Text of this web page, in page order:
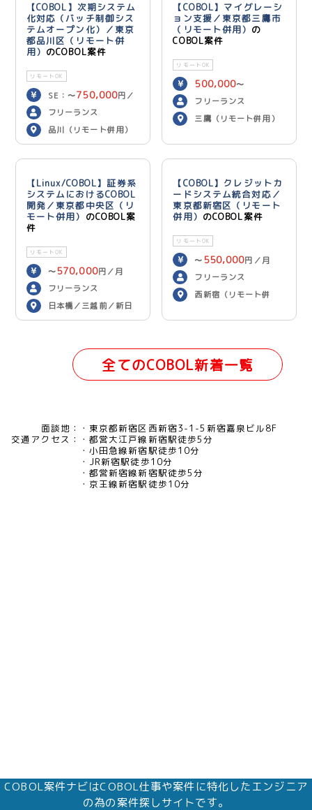
【COBOL】次期システム
化対応（バッチ制御シス
テムオープン化）／東京
都品川区（リモート併
用） のCOBOL案件
リモートOK
SE：〜750,000円／
月 PG：〜700,000
／月
フリーランス
品川（リモート併用）
【COBOL】マイグレーシ
ョン支援／東京都三鷹市
（リモート併用） の
COBOL案件
リモートOK
500,000〜
600,000 円／月
フリーランス
三鷹（リモート併用）
【Linux/COBOL】証券系
システムにおけるCOBOL
開発／東京都中央区（リ
モート併用） のCOBOL案
件
リモートOK
〜 570,000円／月
フリーランス
日本橋／三越前／新日
本橋（リモート併用）
【COBOL】クレジットカ
ードシステム統合対応／
東京都新宿区（リモート
併用） のCOBOL案件
リモートOK
〜 550,000円／月
フリーランス
西新宿（リモート併
全てのCOBOL新着一覧
面談地：
東京都新宿区西新宿3-1-5新宿嘉泉ビル8F
交通アクセス：
都営大江戸線新宿駅徒歩5分
小田急線新宿駅徒歩10分
JR新宿駅徒歩10分
都営新宿線新宿駅徒歩5分
京王線新宿駅徒歩10分
COBOL案件ナビはCOBOL仕事や案件に特化したエンジニア
の為の案件探しサイトです。